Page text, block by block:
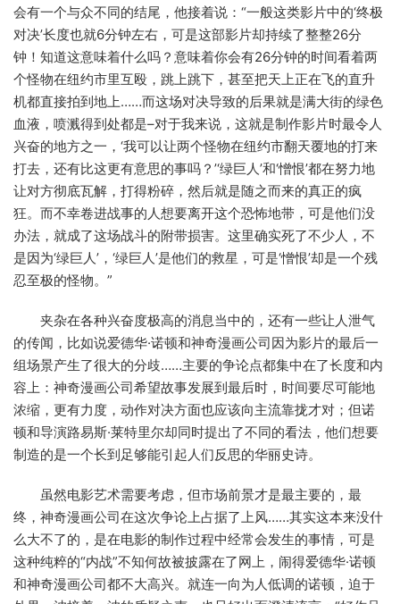
会有一个与众不同的结尾，他接着说：“一般这类影片中的‘终极
对决’长度也就6分钟左右，可是这部影片却持续了整整26分
钟！知道这意味着什么吗？意味着你会有26分钟的时间看着两
个怪物在纽约市里互殴，跳上跳下，甚至把天上正在飞的直升
机都直接拍到地上……而这场对决导致的后果就是满大街的绿色
血液，喷溅得到处都是–对于我来说，这就是制作影片时最令人
兴奋的地方之一，‘我可以让两个怪物在纽约市翻天覆地的打来
打去，还有比这更有意思的事吗？’‘绿巨人’和‘憎恨’都在努力地
让对方彻底瓦解，打得粉碎，然后就是随之而来的真正的疯
狂。而不幸卷进战事的人想要离开这个恐怖地带，可是他们没
办法，就成了这场战斗的附带损害。这里确实死了不少人，不
是因为‘绿巨人’，‘绿巨人’是他们的救星，可是‘憎恨’却是一个残
忍至极的怪物。”
夹杂在各种兴奋度极高的消息当中的，还有一些让人泄气
的传闻，比如说爱德华·诺顿和神奇漫画公司因为影片的最后一
组场景产生了很大的分歧……主要的争论点都集中在了长度和内
容上：神奇漫画公司希望故事发展到最后时，时间要尽可能地
浓缩，更有力度，动作对决方面也应该向主流靠拢才对；但诺
顿和导演路易斯·莱特里尔却同时提出了不同的看法，他们想要
制造的是一个长到足够能引起人们反思的华丽史诗。
虽然电影艺术需要考虑，但市场前景才是最主要的，最
终，神奇漫画公司在这次争论上占据了上风……其实这本来没什
么大不了的，是在电影的制作过程中经常会发生的事情，可是
这种纯粹的“内战”不知何故被披露在了网上，闹得爱德华·诺顿
和神奇漫画公司都不大高兴。就连一向为人低调的诺顿，迫于